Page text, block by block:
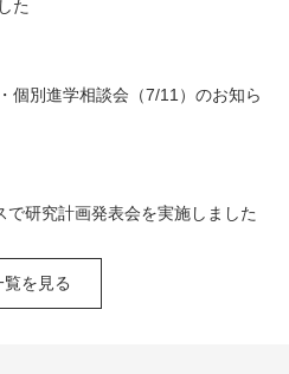
た
個別進学相談会（7/11）のお知ら
で研究計画発表会を実施しました
を見る